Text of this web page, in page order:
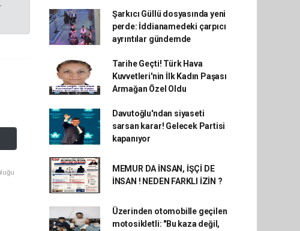
Şarkıcı Güllü dosyasında yeni
perde: İddianamedeki çarpıcı
ayrıntılar gündemde
Tarihe Geçti! Türk Hava
Kuvvetleri'nin İlk Kadın Paşası
Armağan Özel Oldu
Davutoğlu'ndan siyaseti
sarsan karar! Gelecek Partisi
kapanıyor
MEMUR DA İNSAN, İŞÇİ DE
İNSAN ! NEDEN FARKLI İZİN ?
Üzerinden otomobille geçilen
motosikletli: "Bu kaza değil,